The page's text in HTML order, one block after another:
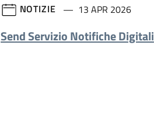
NOTIZIE 13 APR 2026
Send Servizio Notifiche Digitali